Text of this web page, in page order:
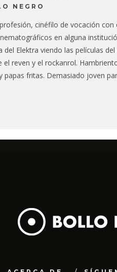
NEGRO
cinéfilo de vocación con
en alguna
del Elektra viendo las películas del
el reven y el rockanrol.
papas fritas. Demasiado joven